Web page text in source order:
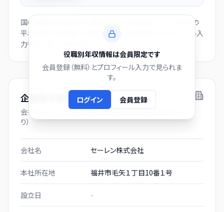
役職別年収情報は会員限定です
会員登録（無料）とプロフィール入力で見られま
す。
ログイン 会員登録
国の役職別賃金（部長・課長・係長・非役職者）と、この会社の
平均年収から逆算した推計値です。会員登録とプロフィール入
力後にご覧いただけます。
企業基本情報
会社プロフィール（有価証券報告書および gBizINFO よ
り）
会社名 セーレン株式会社
本社所在地 福井市毛矢１丁目10番１号
設立日 -